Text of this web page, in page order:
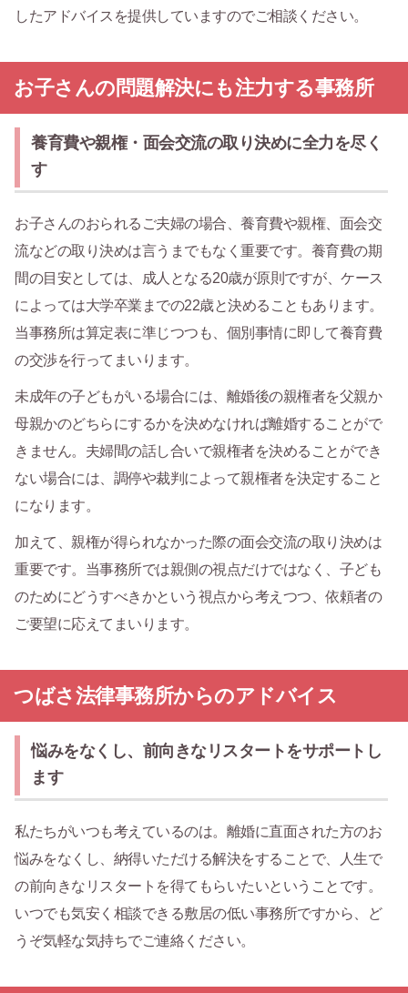
したアドバイスを提供していますのでご相談ください。
お子さんの問題解決にも注力する事務所
養育費や親権・面会交流の取り決めに全力を尽く
す
お子さんのおられるご夫婦の場合、養育費や親権、面会交
流などの取り決めは言うまでもなく重要です。養育費の期
間の目安としては、成人となる20歳が原則ですが、ケース
によっては大学卒業までの22歳と決めることもあります。
当事務所は算定表に準じつつも、個別事情に即して養育費
の交渉を行ってまいります。
未成年の子どもがいる場合には、離婚後の親権者を父親か
母親かのどちらにするかを決めなければ離婚することがで
きません。夫婦間の話し合いで親権者を決めることができ
ない場合には、調停や裁判によって親権者を決定すること
になります。
加えて、親権が得られなかった際の面会交流の取り決めは
重要です。当事務所では親側の視点だけではなく、子ども
のためにどうすべきかという視点から考えつつ、依頼者の
ご要望に応えてまいります。
つばさ法律事務所からのアドバイス
悩みをなくし、前向きなリスタートをサポートし
ます
私たちがいつも考えているのは。離婚に直面された方のお
悩みをなくし、納得いただける解決をすることで、人生で
の前向きなリスタートを得てもらいたいということです。
いつでも気安く相談できる敷居の低い事務所ですから、ど
うぞ気軽な気持ちでご連絡ください。